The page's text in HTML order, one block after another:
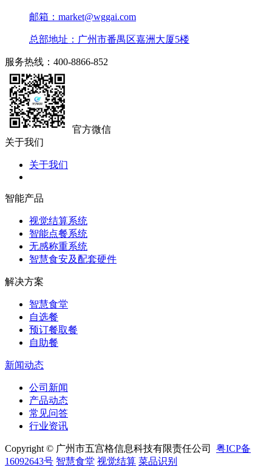
邮箱：market@wggai.com
总部地址：广州市番禺区嘉洲大厦5楼
服务热线：400-8866-852
官方微信
关于我们
关于我们
智能产品
视觉结算系统
智能点餐系统
无感称重系统
智慧食安及配套硬件
解决方案
智慧食堂
自选餐
预订餐取餐
自助餐
新闻动态
公司新闻
产品动态
常见问答
行业资讯
Copyright © 广州市五宫格信息科技有限责任公司 粤ICP备
16092643号 智慧食堂 视觉结算 菜品识别